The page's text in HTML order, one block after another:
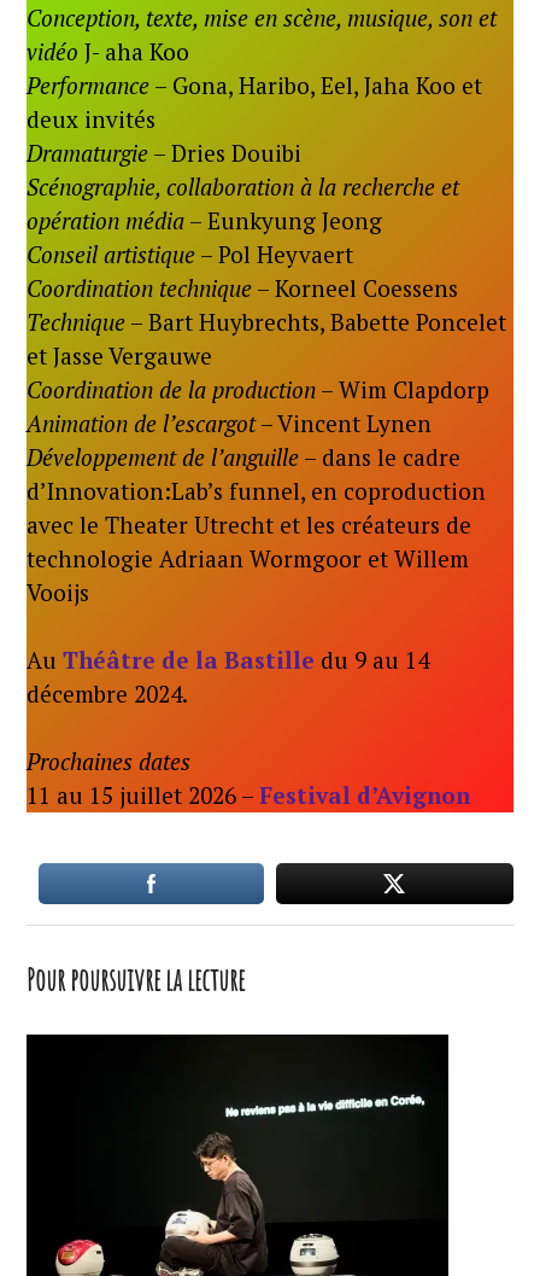
Conception, texte, mise en scène, musique, son et
vidéo J- aha Koo
Performance – Gona, Haribo, Eel, Jaha Koo et
deux invités
Dramaturgie – Dries Douibi
Scénographie, collaboration à la recherche et
opération média – Eunkyung Jeong
Conseil artistique – Pol Heyvaert
Coordination technique – Korneel Coessens
Technique – Bart Huybrechts, Babette Poncelet
et Jasse Vergauwe
Coordination de la production – Wim Clapdorp
Animation de l’escargot– Vincent Lynen
Développement de l’anguille – dans le cadre
d’Innovation:Lab’s funnel, en coproduction
avec le Theater Utrecht et les créateurs de
technologie Adriaan Wormgoor et Willem
Vooijs
AuThéâtre de la Bastille du 9 au 14
décembre 2024.
Prochaines dates
11 au 15 juillet 2026 –Festival d’Avignon
Pour poursuivre la lecture